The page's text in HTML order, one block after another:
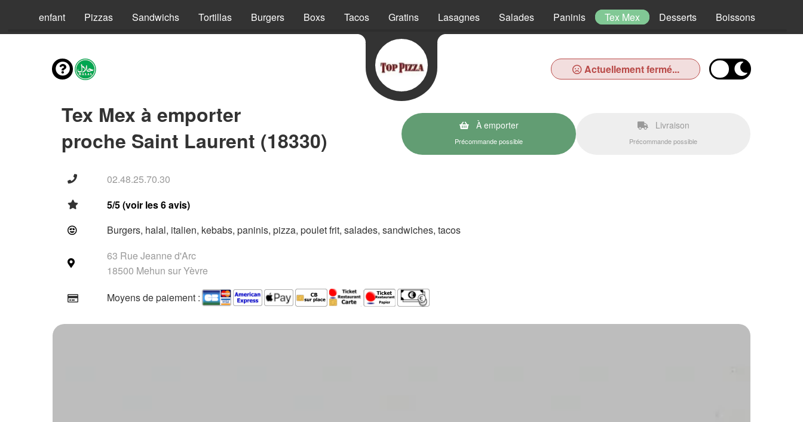
Menus enfant Pizzas Sandwichs Tortillas Burgers Boxs Tacos Gratins Lasagnes Salades Paninis Tex Mex Desserts Boissons
Actuellement fermé...
Tex Mex à emporter
proche Saint Laurent (18330)
À emporter
Précommande possible
Livraison
Précommande possible
02.48.25.70.30
5/5 (voir les 6 avis)
Burgers, halal, italien, kebabs, paninis, pizza, poulet frit, salades, sandwiches, tacos
63 Rue Jeanne d'Arc
18500 Mehun sur Yèvre
Moyens de paiement :